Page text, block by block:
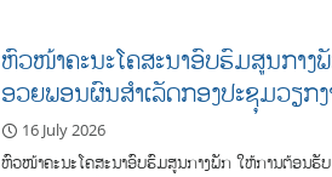
ຫົວໜ້າຄະນະໂຄສະນາອົບຮົມສູນກາງ
ອວຍພອນຜົນສຳເລັດກອງປະຊຸມວຽກ
16 July 2026
ຫົວໜ້າຄະນະໂຄສະນາອົບຮົມສູນກາງພັກ ໃຫ້ການຕ້ອນຮັ